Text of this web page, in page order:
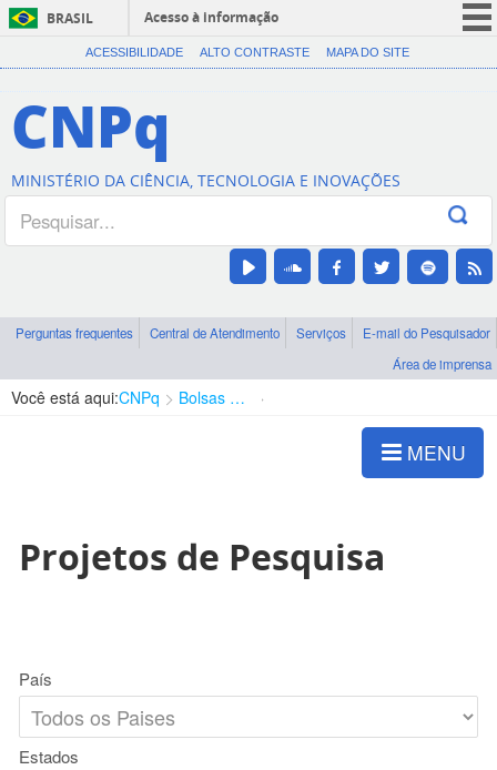
BRASIL
Acesso à informação
CORONAVÍRUS (COVID-19)
Canais
ACESSIBILIDADE ALTO CONTRASTE MAPA DO SITE
CNPq
MINISTÉRIO DA CIÊNCIA, TECNOLOGIA E INOVAÇÕES
Perguntas frequentes Central de Atendimento Serviços
E-mail do Pesquisador
Área de imprensa
Você está aqui:CNPq Bolsas e Auxílios Vigentes
MENU
Projetos de Pesquisa
País
Estados